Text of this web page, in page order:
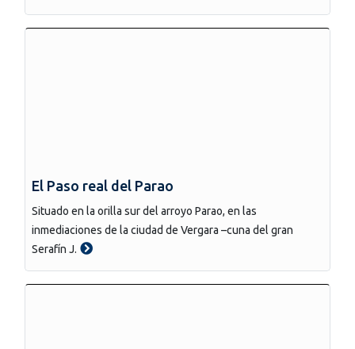
El Paso real del Parao
Situado en la orilla sur del arroyo Parao, en las
inmediaciones de la ciudad de Vergara –cuna del gran
Serafín J.